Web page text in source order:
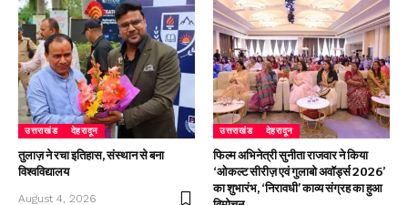
उत्तराखंड देहरादून
तुलाज़ ने रचा इतिहास, संस्थान से बना
विश्वविद्यालय
August 4, 2026
उत्तराखंड देहरादून
फिल्म अभिनेत्री सुनीता राजवार ने किया
‘ओकल्ट सीरीज़ एवं गुलाबो अवॉर्ड्स 2026’
का शुभारंभ, ‘निरावधी’ काव्य संग्रह का हुआ